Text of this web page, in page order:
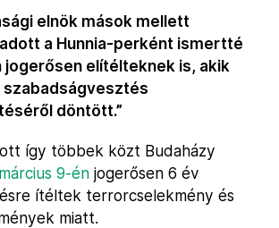
elnök mások mellett
a Hunnia-perként ismertté
jogerősen elítélteknek is, akik
szabadságvesztés
döntött.”
így többek közt Budaházy
március 9-én jogerősen 6 év
ítéltek terrorcselekmény és
miatt.